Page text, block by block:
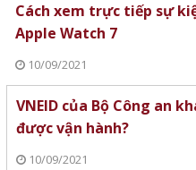
Cách xem trực tiếp sự
Apple Watch 7
10/09/2021
VNEID của Bộ Công an
được vận hành?
10/09/2021